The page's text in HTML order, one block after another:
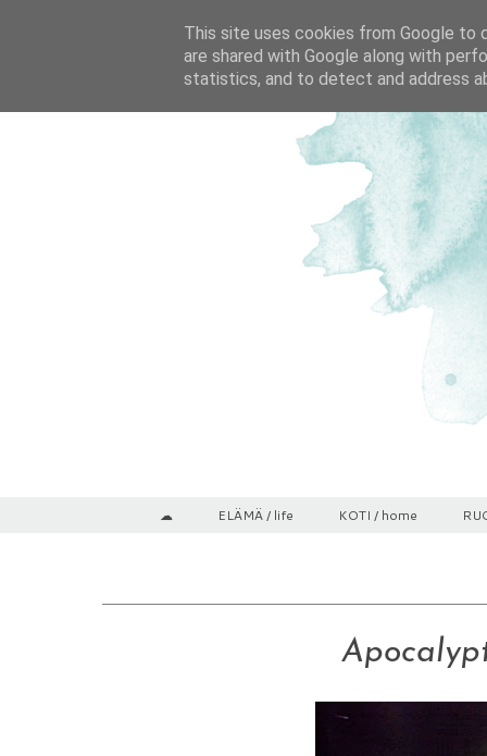
☁ ELÄMÄ / life KOTI / home
This site uses cookies from Google to
are shared with Google along with
statistics, and to detect and address